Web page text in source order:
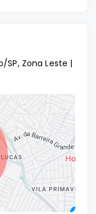
SP, Zona Leste |